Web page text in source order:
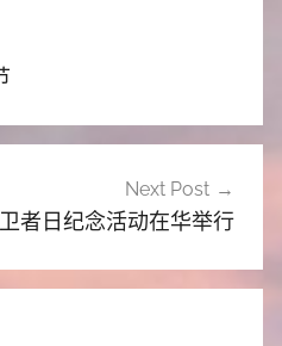
Next Post
者日纪念活动在华举行